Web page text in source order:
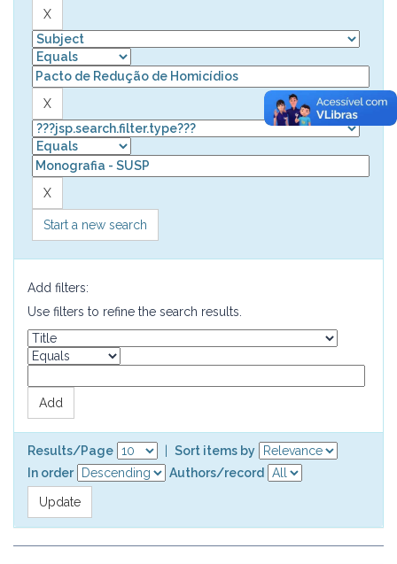
Start a new search
Add filters:
Use filters to refine the search results.
Results/Page
Sort items by
In order
Authors/record